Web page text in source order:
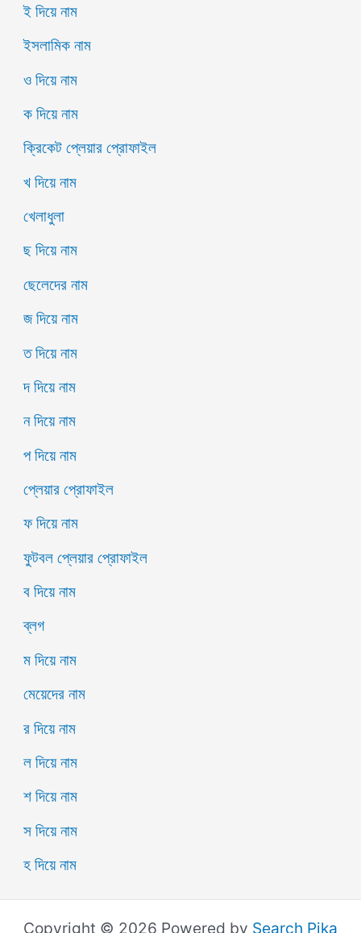
ই দিয়ে নাম
ইসলামিক নাম
ও দিয়ে নাম
ক দিয়ে নাম
ক্রিকেট প্লেয়ার প্রোফাইল
খ দিয়ে নাম
খেলাধুলা
ছ দিয়ে নাম
ছেলেদের নাম
জ দিয়ে নাম
ত দিয়ে নাম
দ দিয়ে নাম
ন দিয়ে নাম
প দিয়ে নাম
প্লেয়ার প্রোফাইল
ফ দিয়ে নাম
ফুটবল প্লেয়ার প্রোফাইল
ব দিয়ে নাম
ব্লগ
ম দিয়ে নাম
মেয়েদের নাম
র দিয়ে নাম
ল দিয়ে নাম
শ দিয়ে নাম
স দিয়ে নাম
হ দিয়ে নাম
Copyright © 2026 Powered by Search Pika